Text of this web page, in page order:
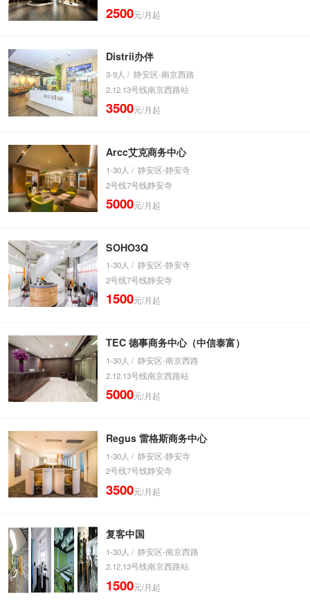
2500元/月起
Distrii办伴
3-9人 / 静安区-南京西路
2.12.13号线南京西路站
3500元/月起
Arcc艾克商务中心
1-30人 / 静安区-静安寺
2号线7号线静安寺
5000元/月起
SOHO3Q
1-30人 / 静安区-静安寺
2号线7号线静安寺
1500元/月起
TEC 德事商务中心（中信泰富）
1-30人 / 静安区-南京西路
2.12.13号线南京西路站
5000元/月起
Regus 雷格斯商务中心
1-30人 / 静安区-静安寺
2号线7号线静安寺
3500元/月起
复客中国
1-30人 / 静安区-南京西路
2.12.13号线南京西路站
1500元/月起